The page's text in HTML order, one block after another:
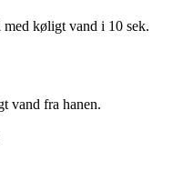
med køligt vand i 10 sek.
vand fra hanen.